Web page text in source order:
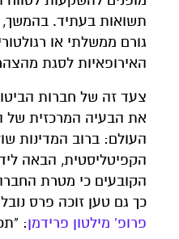
תשואות בעתיד.
גורם ממשלתי או
האירופאיות לסגת
צעד זה של חברות
את הבעיה המרכזית של
העולם: ברוב המדינות
הקפיטליסטית, הבאה
הקובעים כי מטרת
כך גם טען זוכה פרס נובל
פרופ' מילטון פרידמן: